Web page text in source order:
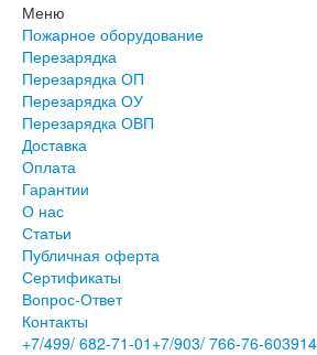
Меню
Пожарное оборудование
Перезарядка
Перезарядка ОП
Перезарядка ОУ
Перезарядка ОВП
Доставка
Оплата
Гарантии
О нас
Статьи
Публичная оферта
Сертификаты
Вопрос-Ответ
Контакты
+7/499/ 682-71-01 +7/903/ 766-76-60